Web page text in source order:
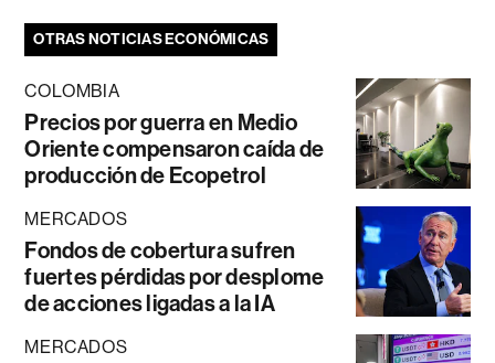
OTRAS NOTICIAS ECONÓMICAS
COLOMBIA
Precios por guerra en Medio
Oriente compensaron caída de
producción de Ecopetrol
MERCADOS
Fondos de cobertura sufren
fuertes pérdidas por desplome
de acciones ligadas a la IA
MERCADOS